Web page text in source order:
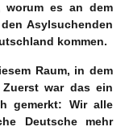
worum es an dem
Asylsuchenden
kommen.
Raum, in dem
war das ein
gemerkt: Wir alle
Deutsche mehr